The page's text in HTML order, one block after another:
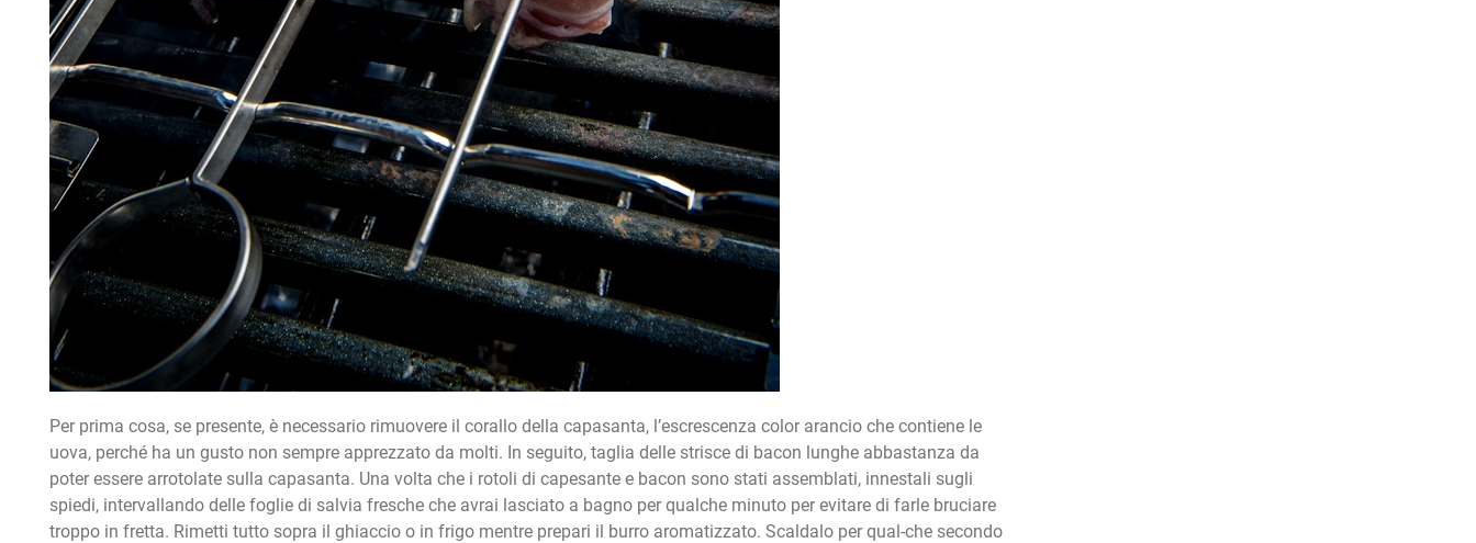
Per prima cosa, se presente, è necessario rimuovere il corallo della capasanta, l’escrescenza color arancio che contiene le
uova, perché ha un gusto non sempre apprezzato da molti. In seguito, taglia delle strisce di bacon lunghe abbastanza da
poter essere arrotolate sulla capasanta. Una volta che i rotoli di capesante e bacon sono stati assemblati, innestali sugli
spiedi, intervallando delle foglie di salvia fresche che avrai lasciato a bagno per qualche minuto per evitare di farle bruciare
troppo in fretta. Rimetti tutto sopra il ghiaccio o in frigo mentre prepari il burro aromatizzato. Scaldalo per qual-che secondo